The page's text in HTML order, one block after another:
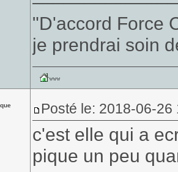
"D'accord Force
je prendrai soin
Posté le: 2018-06-26
c'est elle qui a
pique un peu